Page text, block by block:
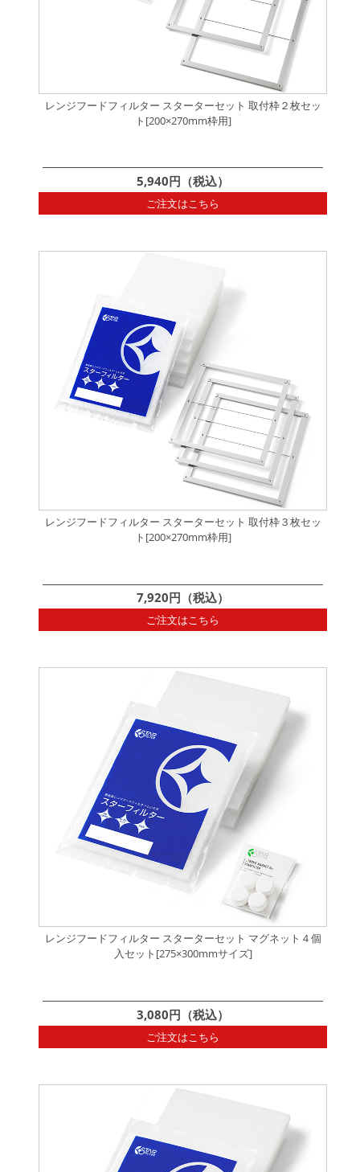
レンジフードフィルター スターターセット 取付枠２枚セッ
ト[200×270mm枠用]
5,940円（税込）
ご注文はこちら
レンジフードフィルター スターターセット 取付枠３枚セッ
ト[200×270mm枠用]
7,920円（税込）
ご注文はこちら
レンジフードフィルター スターターセット マグネット４個
入セット[275×300mmサイズ]
3,080円（税込）
ご注文はこちら